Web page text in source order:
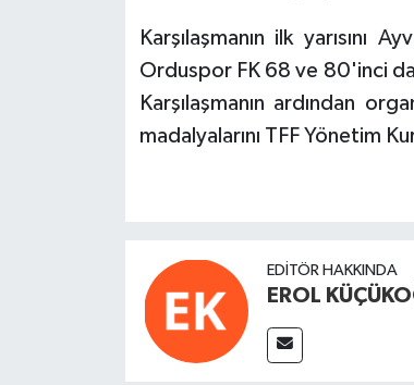
Karşılaşmanın ilk
Orduspor FK 68 ve 80'inci
Karşılaşmanın ardından
madalyalarını TFF Yönetim
EDITÖR HAKKINDA
EROL